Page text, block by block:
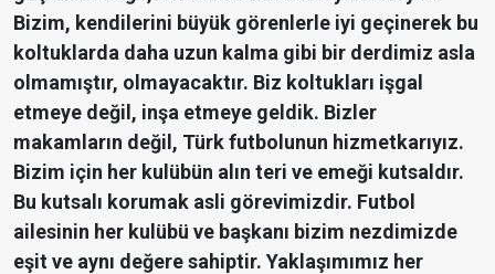
Bizim, kendilerini büyük görenlerle iyi geçinerek bu
koltuklarda daha uzun kalma gibi bir derdimiz asla
olmamıştır, olmayacaktır. Biz koltukları işgal
etmeye değil, inşa etmeye geldik. Bizler
makamların değil, Türk futbolunun hizmetkarıyız.
Bizim için her kulübün alın teri ve emeği kutsaldır.
Bu kutsalı korumak asli görevimizdir. Futbol
ailesinin her kulübü ve başkanı bizim nezdimizde
eşit ve aynı değere sahiptir. Yaklaşımımız her